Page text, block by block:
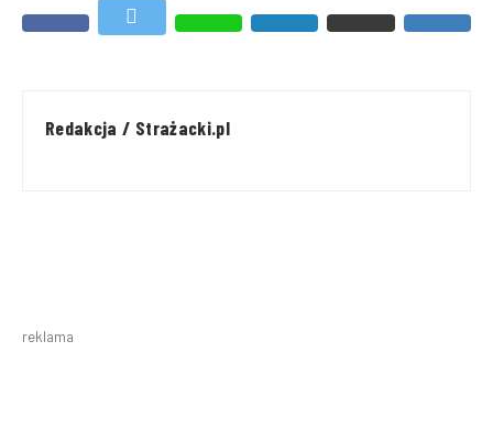
Redakcja / Strażacki.pl
reklama